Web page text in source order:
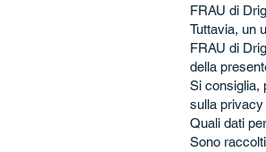
FRAU di
Tuttavia, un
FRAU di
della
Si consiglia,
sulla privacy
Quali dati
Sono